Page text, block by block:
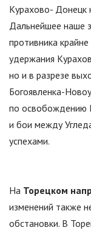
Курахово- Донецк
Дальнейшее наше
противника
удержания
но и в разрезе
Богоявленка-
по освобождению
и бои между
успехами.
На Торецком
изменений также
обстановки. В